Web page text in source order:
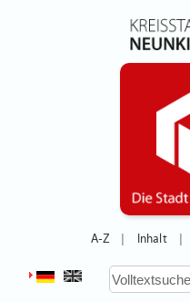
A-Z Inhalt